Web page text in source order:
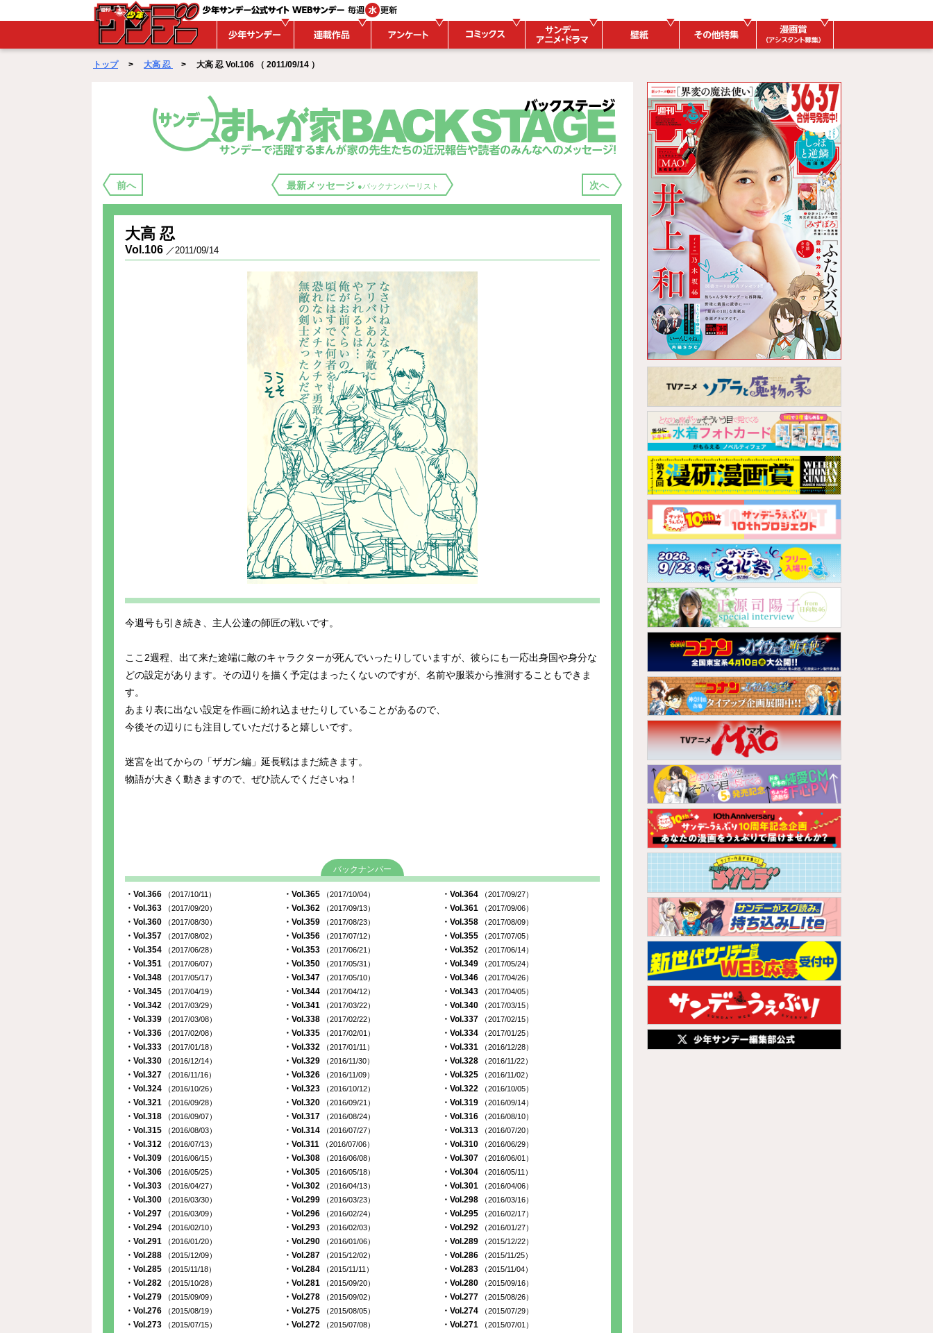
WEBサンデー
トップ> 大高 忍 > 大高 忍 Vol.106 （ 2011/09/14 ）
前へ 最新メッセージ ●バックナンバーリスト 次へ
大高 忍
Vol.106 ／2011/09/14
今週号も引き続き、主人公達の師匠の戦いです。
ここ2週程、出て来た途端に敵のキャラクターが死んでいったりしていますが、彼らにも一応出身国や身分な
どの設定があります。その辺りを描く予定はまったくないのですが、名前や服装から推測することもできま
す。
あまり表に出ない設定を作画に紛れ込ませたりしていることがあるので、
今後その辺りにも注目していただけると嬉しいです。
迷宮を出てからの「ザガン編」延長戦はまだ続きます。
物語が大きく動きますので、ぜひ読んでくださいね！
バックナンバー
・Vol.366 （2017/10/11） ・Vol.365 （2017/10/04） ・Vol.364 （2017/09/27）
・Vol.363 （2017/09/20） ・Vol.362 （2017/09/13） ・Vol.361 （2017/09/06）
・Vol.360 （2017/08/30） ・Vol.359 （2017/08/23） ・Vol.358 （2017/08/09）
・Vol.357 （2017/08/02） ・Vol.356 （2017/07/12） ・Vol.355 （2017/07/05）
・Vol.354 （2017/06/28） ・Vol.353 （2017/06/21） ・Vol.352 （2017/06/14）
・Vol.351 （2017/06/07） ・Vol.350 （2017/05/31） ・Vol.349 （2017/05/24）
・Vol.348 （2017/05/17） ・Vol.347 （2017/05/10） ・Vol.346 （2017/04/26）
・Vol.345 （2017/04/19） ・Vol.344 （2017/04/12） ・Vol.343 （2017/04/05）
・Vol.342 （2017/03/29） ・Vol.341 （2017/03/22） ・Vol.340 （2017/03/15）
・Vol.339 （2017/03/08） ・Vol.338 （2017/02/22） ・Vol.337 （2017/02/15）
・Vol.336 （2017/02/08） ・Vol.335 （2017/02/01） ・Vol.334 （2017/01/25）
・Vol.333 （2017/01/18） ・Vol.332 （2017/01/11） ・Vol.331 （2016/12/28）
・Vol.330 （2016/12/14） ・Vol.329 （2016/11/30） ・Vol.328 （2016/11/22）
・Vol.327 （2016/11/16） ・Vol.326 （2016/11/09） ・Vol.325 （2016/11/02）
・Vol.324 （2016/10/26） ・Vol.323 （2016/10/12） ・Vol.322 （2016/10/05）
・Vol.321 （2016/09/28） ・Vol.320 （2016/09/21） ・Vol.319 （2016/09/14）
・Vol.318 （2016/09/07） ・Vol.317 （2016/08/24） ・Vol.316 （2016/08/10）
・Vol.315 （2016/08/03） ・Vol.314 （2016/07/27） ・Vol.313 （2016/07/20）
・Vol.312 （2016/07/13） ・Vol.311 （2016/07/06） ・Vol.310 （2016/06/29）
・Vol.309 （2016/06/15） ・Vol.308 （2016/06/08） ・Vol.307 （2016/06/01）
・Vol.306 （2016/05/25） ・Vol.305 （2016/05/18） ・Vol.304 （2016/05/11）
・Vol.303 （2016/04/27） ・Vol.302 （2016/04/13） ・Vol.301 （2016/04/06）
・Vol.300 （2016/03/30） ・Vol.299 （2016/03/23） ・Vol.298 （2016/03/16）
・Vol.297 （2016/03/09） ・Vol.296 （2016/02/24） ・Vol.295 （2016/02/17）
・Vol.294 （2016/02/10） ・Vol.293 （2016/02/03） ・Vol.292 （2016/01/27）
・Vol.291 （2016/01/20） ・Vol.290 （2016/01/06） ・Vol.289 （2015/12/22）
・Vol.288 （2015/12/09） ・Vol.287 （2015/12/02） ・Vol.286 （2015/11/25）
・Vol.285 （2015/11/18） ・Vol.284 （2015/11/11） ・Vol.283 （2015/11/04）
・Vol.282 （2015/10/28） ・Vol.281 （2015/09/20） ・Vol.280 （2015/09/16）
・Vol.279 （2015/09/09） ・Vol.278 （2015/09/02） ・Vol.277 （2015/08/26）
・Vol.276 （2015/08/19） ・Vol.275 （2015/08/05） ・Vol.274 （2015/07/29）
・Vol.273 （2015/07/15） ・Vol.272 （2015/07/08） ・Vol.271 （2015/07/01）